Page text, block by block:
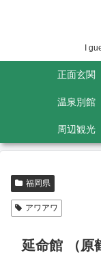
I
正面玄関
温泉別館
周辺観光
福岡県
アワアワ
延命館 （